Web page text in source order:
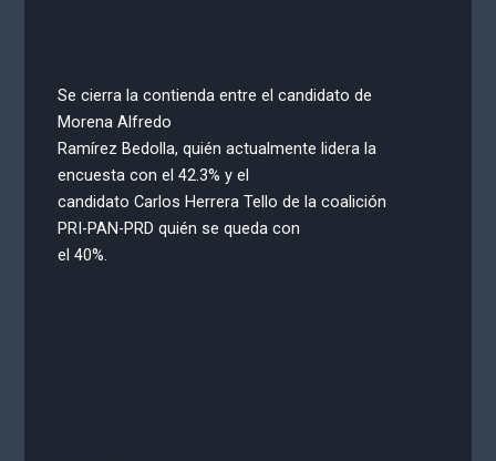
Se cierra la contienda entre el candidato de
Morena Alfredo
Ramírez Bedolla, quién actualmente lidera la
encuesta con el 42.3% y el
candidato Carlos Herrera Tello de la coalición
PRI-PAN-PRD quién se queda con
el 40%.